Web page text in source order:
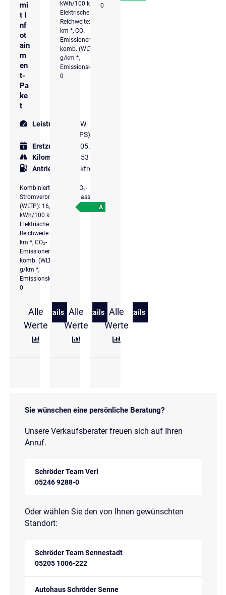
mi
t I
nf
ot
ain
m
en
t-
Pa
ke
t
Leistung
150 kW
(204 PS)
Erstzulassung
05.2024
Kilometer
22.853 km
Antriebsart
Elektro
Kombinierter
Stromverbrauch
(WLTP): 16,9
kWh/100 km *,
Elektrische
Reichweite: 519
km *, CO₂-
Emissionen
komb. (WLTP): 0
g/km *,
Emissionsklasse
0
CO₂-
Klasse
A
Alle
Werte
Details
zu Volkswagen ID.5 Pro Performance 150 kW (204
kWh/100 km *,
Elektrische
Reichweite: 474
km *, CO₂-
Emissionen
komb. (WLTP): 0
g/km *,
Emissionsklasse
0
Alle
Werte
Details
zu Volkswagen ID.5 GTX 220 kW (299
0
Alle
Werte
Details
zu Volkswagen ID.3 (E11/
Sie wünschen eine persönliche Beratung?
Unsere Verkaufsberater freuen sich auf Ihren
Anruf.
Schröder Team Verl
05246 9288-0
Oder wählen Sie den von Ihnen gewünschten
Standort:
Schröder Team Sennestadt
05205 1006-222
Autohaus Schröder Senne